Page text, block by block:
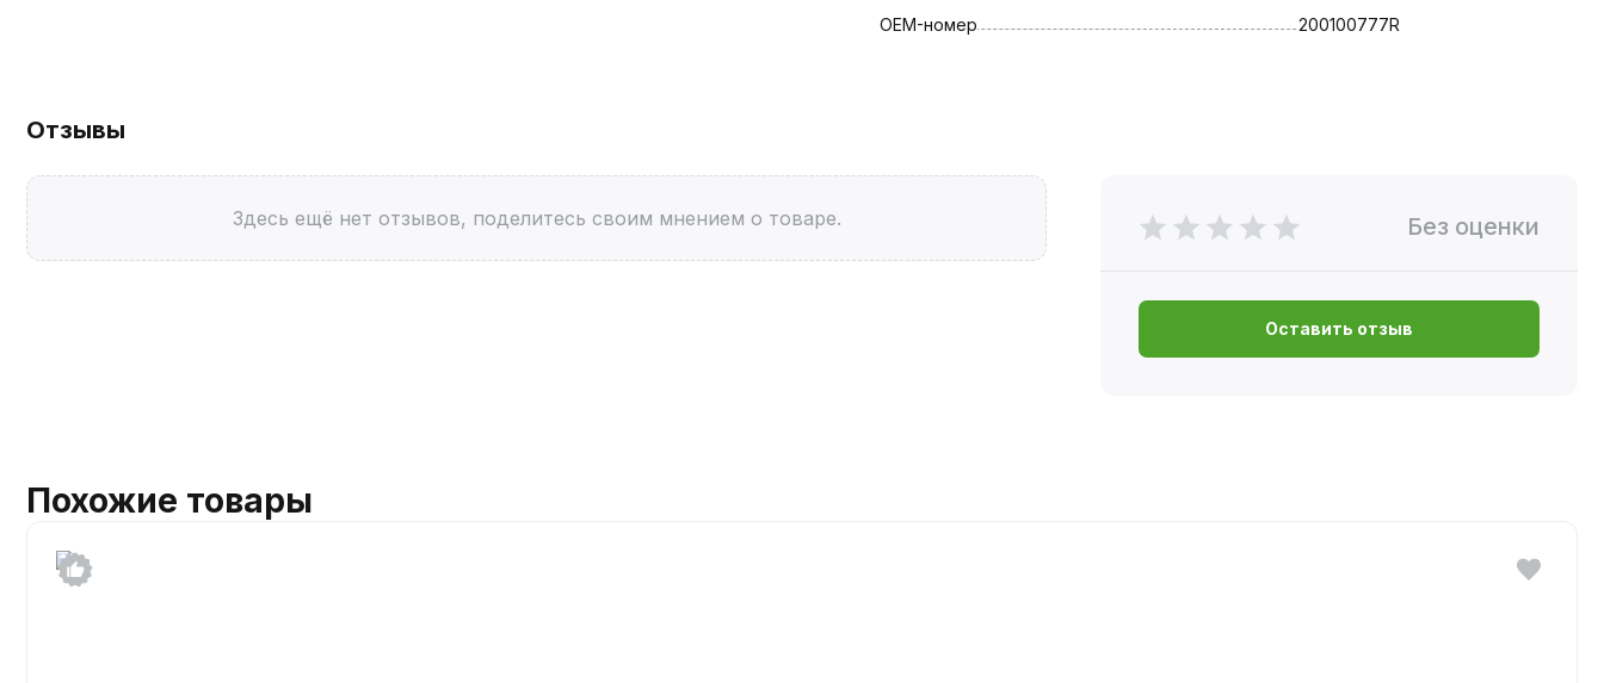
OEM-номер
200100777R
Отзывы
Здесь ещё нет отзывов, поделитесь своим мнением о товаре. Без оценки
Оставить отзыв
Похожие товары